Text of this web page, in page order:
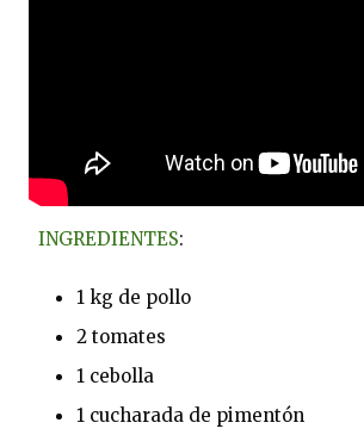
INGREDIENTES:
1 kg de pollo
2 tomates
1 cebolla
1 cucharada de pimentón